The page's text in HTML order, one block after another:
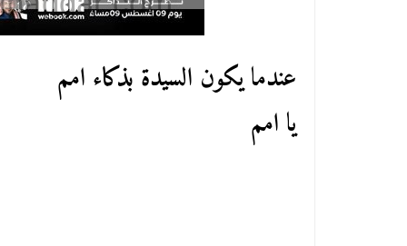
عندما يكون السيدة بذكاء امم
يا امم